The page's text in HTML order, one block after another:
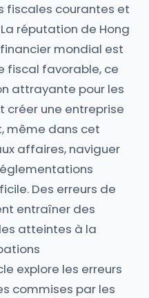
fiscales courantes et
réputation de Hong
mondial est
fiscal favorable, ce
attrayante pour les
créer une entreprise
même dans cet
affaires, naviguer
Des erreurs de
entraîner des
atteintes à la
explore les erreurs
commises par les